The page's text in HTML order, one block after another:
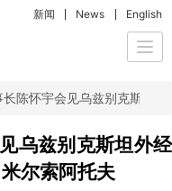
新闻 News English
陈怀宇会见乌兹别克斯坦
乌兹别克斯坦外经
尔索阿托夫